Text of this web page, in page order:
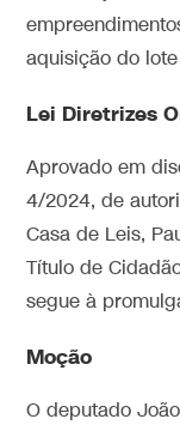
aquisição do
Lei Diretrizes
Aprovado em
4/2024, de
Casa de Leis,
Título de
segue à
Moção
O deputado